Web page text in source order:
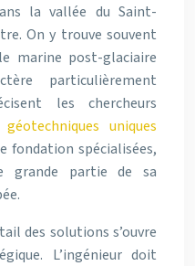
la vallée du Saint-
On y trouve souvent
marine post-glaciaire
particulièrement
les chercheurs
uniques
fondation spécialisées,
grande partie de sa
des solutions s’ouvre
L’ingénieur doit